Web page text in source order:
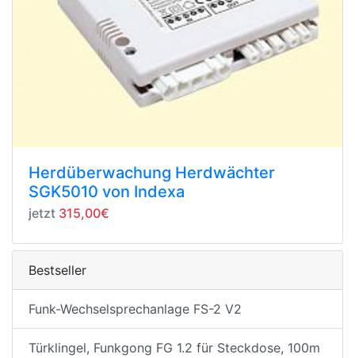
Herdüberwachung Herdwächter
SGK5010 von Indexa
jetzt 315,00€
Bestseller
Funk-Wechselsprechanlage FS-2 V2
Türklingel, Funkgong FG 1.2 für Steckdose, 100m